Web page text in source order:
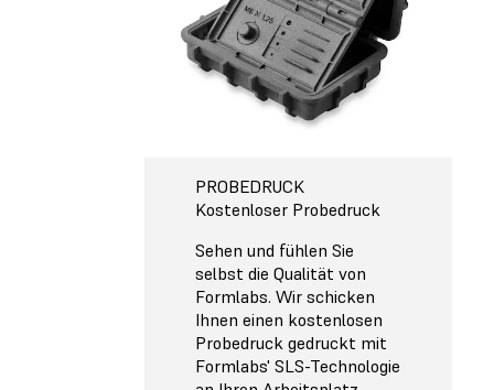
PROBEDRUCK
Kostenloser Probedruck
Sehen und fühlen Sie
selbst die Qualität von
Formlabs. Wir schicken
Ihnen einen kostenlosen
Probedruck gedruckt mit
Formlabs' SLS-Technologie